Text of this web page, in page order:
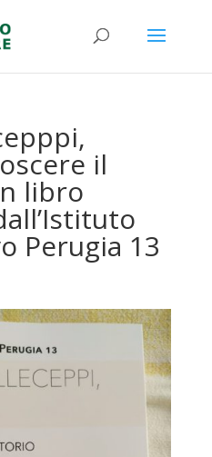
il
libro
Perugia 13